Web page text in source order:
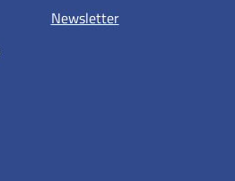
Newsletter